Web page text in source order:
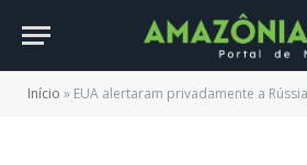
Início » EUA alertaram privadamente a Rússia